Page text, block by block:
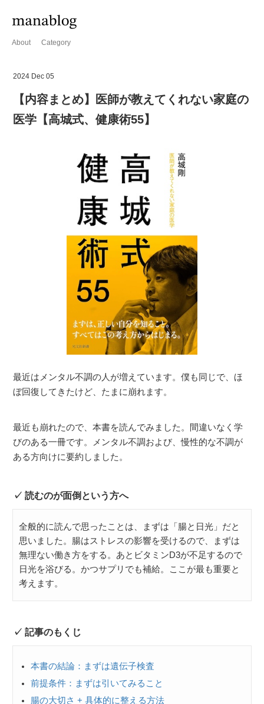
About Category
2024 Dec 05
【内容まとめ】医師が教えてくれない家庭の
医学【高城式、健康術55】
最近はメンタル不調の人が増えています。僕も同じで、ほ
ぼ回復してきたけど、たまに崩れます。
最近も崩れたので、本書を読んでみました。間違いなく学
びのある一冊です。メンタル不調および、慢性的な不調が
ある方向けに要約しました。
読むのが面倒という方へ
全般的に読んで思ったことは、まずは「腸と日光」だと
思いました。腸はストレスの影響を受けるので、まずは
無理ない働き方をする。あとビタミンD3が不足するので
日光を浴びる。かつサプリでも補給。ここが最も重要と
考えます。
記事のもくじ
本書の結論：まずは遺伝子検査
前提条件：まずは引いてみること
腸の大切さ + 具体的に整える方法